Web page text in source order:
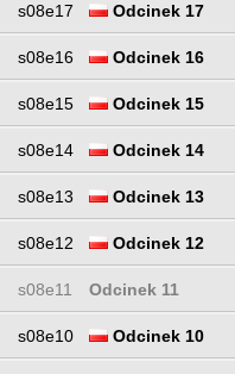
s08e17 Odcinek 17
s08e16 Odcinek 16
s08e15 Odcinek 15
s08e14 Odcinek 14
s08e13 Odcinek 13
s08e12 Odcinek 12
s08e11 Odcinek 11
s08e10 Odcinek 10